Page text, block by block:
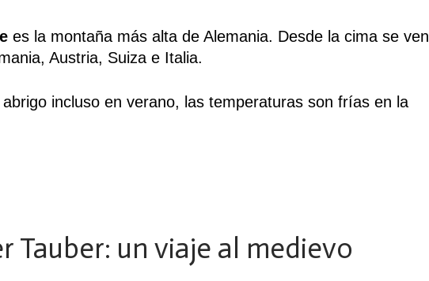
es la montaña más alta de Alemania. Desde la cima se ven
Austria, Suiza e Italia.
incluso en verano, las temperaturas son frías en la
Tauber: un viaje al medievo